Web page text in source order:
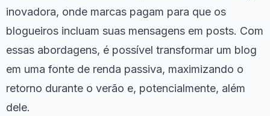
inovadora, onde marcas pagam para que os
blogueiros incluam suas mensagens em posts. Com
essas abordagens, é possível transformar um blog
em uma fonte de renda passiva, maximizando o
retorno durante o verão e, potencialmente, além
dele.